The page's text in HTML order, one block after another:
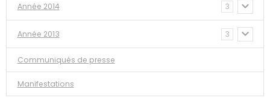
Année 2014 3
Année 2013 3
Communiqués de presse
Manifestations